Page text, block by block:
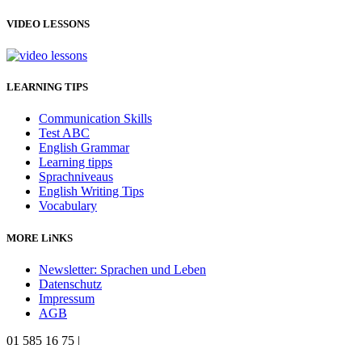
VIDEO LESSONS
LEARNING TIPS
Communication Skills
Test ABC
English Grammar
Learning tipps
Sprachniveaus
English Writing Tips
Vocabulary
MORE LiNKS
Newsletter: Sprachen und Leben
Datenschutz
Impressum
AGB
01 585 16 75 |